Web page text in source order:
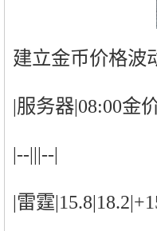
建立金币价格波
|服务器|08:00金
|--|||--|
|雷霆